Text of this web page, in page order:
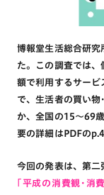
博報堂生活総合研究
た。この調査では
額で利用するサービ
で、生活者の買い
か、全国の15～69
要の詳細はPDFの
今回の発表は、第
｢平成の消費観･消